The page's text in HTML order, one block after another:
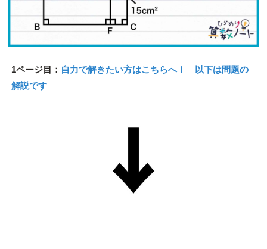
1ページ目： 自力で解きたい方はこちらへ！ 以下は問題の
解説です